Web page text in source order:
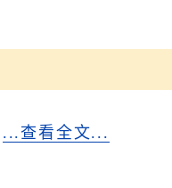
...查看全文...